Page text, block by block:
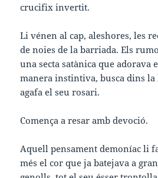
crucifix invertit.
Li vénen al cap, aleshores, les
de noies de la barriada. Els
una secta satànica que adorava
manera instintiva, busca dins
agafa el seu rosari.
Comença a resar amb devoció.
Aquell pensament demoníac li
més el cor que ja batejava a